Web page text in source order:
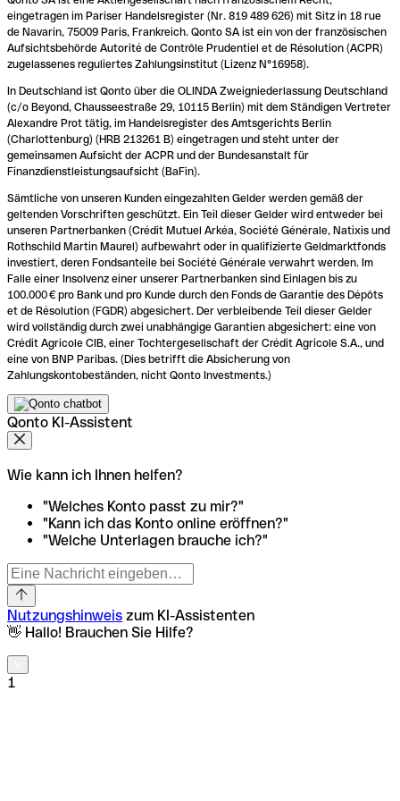
eingetragen im Pariser Handelsregister (Nr. 819 489 626) mit Sitz in 18 rue
de Navarin, 75009 Paris, Frankreich. Qonto SA ist ein von der französischen
Aufsichtsbehörde Autorité de Contrôle Prudentiel et de Résolution (ACPR)
zugelassenes reguliertes Zahlungsinstitut (Lizenz N°16958).
In Deutschland ist Qonto über die OLINDA Zweigniederlassung Deutschland
(c/o Beyond, Chausseestraße 29, 10115 Berlin) mit dem Ständigen Vertreter
Alexandre Prot tätig, im Handelsregister des Amtsgerichts Berlin
(Charlottenburg) (HRB 213261 B) eingetragen und steht unter der
gemeinsamen Aufsicht der ACPR und der Bundesanstalt für
Finanzdienstleistungsaufsicht (BaFin).
Sämtliche von unseren Kunden eingezahlten Gelder werden gemäß der
geltenden Vorschriften geschützt. Ein Teil dieser Gelder wird entweder bei
unseren Partnerbanken (Crédit Mutuel Arkéa, Société Générale, Natixis und
Rothschild Martin Maurel) aufbewahrt oder in qualifizierte Geldmarktfonds
investiert, deren Fondsanteile bei Société Générale verwahrt werden. Im
Falle einer Insolvenz einer unserer Partnerbanken sind Einlagen bis zu
100.000 € pro Bank und pro Kunde durch den Fonds de Garantie des Dépôts
et de Résolution (FGDR) abgesichert. Der verbleibende Teil dieser Gelder
wird vollständig durch zwei unabhängige Garantien abgesichert: eine von
Crédit Agricole CIB, einer Tochtergesellschaft der Crédit Agricole S.A., und
eine von BNP Paribas. (Dies betrifft die Absicherung von
Zahlungskontobeständen, nicht Qonto Investments.)
Qonto KI-Assistent
Wie kann ich Ihnen helfen?
"Welches Konto passt zu mir?"
"Kann ich das Konto online eröffnen?"
"Welche Unterlagen brauche ich?"
Nutzungshinweis zum KI-Assistenten
👋 Hallo! Brauchen Sie Hilfe?
1